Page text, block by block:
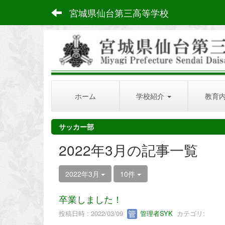
宮城県仙台第三高等学校
ホーム 学校紹介 教育
サッカー部
2022年3月の記事一覧
2022年3月 10件
卒業しました！
投稿日時 : 2022/03/09 管理者SYK カテゴリ: